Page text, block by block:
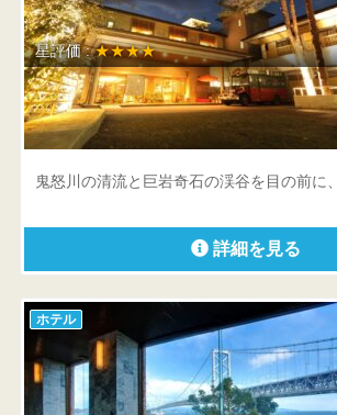
星評価 :★★★★
花の宿 松や
栃木県 日光市鬼怒川温泉藤原19
鬼怒川の清流と巨岩奇石の渓谷を目の前
詳細を見る
ホテル